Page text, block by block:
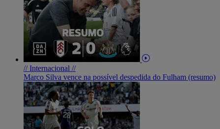
// Internacional //
Marco Silva vence na possível despedida do Fulham (resumo)